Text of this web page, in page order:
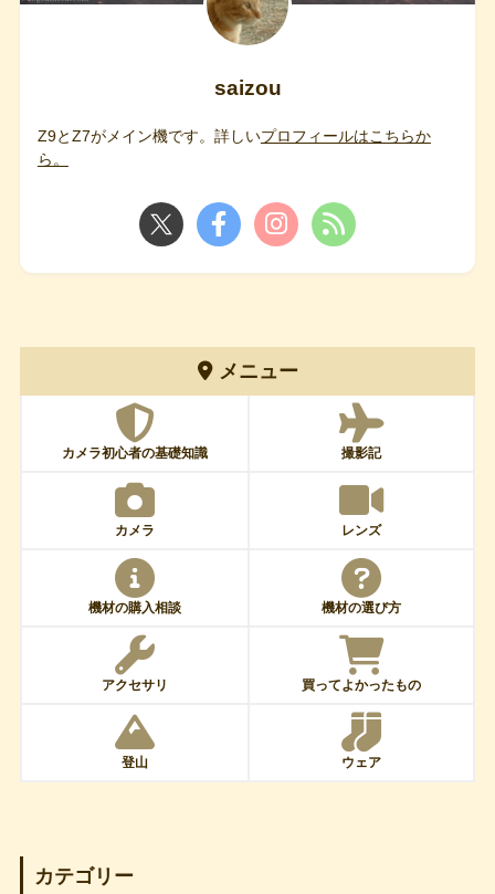
saizou
Z9とZ7がメイン機です。詳しいプロフィールはこちらか
ら。
メニュー
カメラ初心者の基礎知識 撮影記
カメラ レンズ
機材の購入相談 機材の選び方
アクセサリ 買ってよかったもの
登山 ウェア
カテゴリー